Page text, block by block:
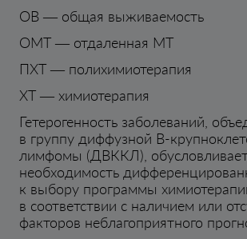
ОВ — общая выживаемость
ОМТ — отдаленная МТ
ПХТ — полихимиотерапия
ХТ — химиотерапия
Гетерогенность заболеваний,
в группу диффузной В-
лимфомы (ДВККЛ),
необходимость
к выбору программы
в соответствии с наличием или
факторов неблагоприятного